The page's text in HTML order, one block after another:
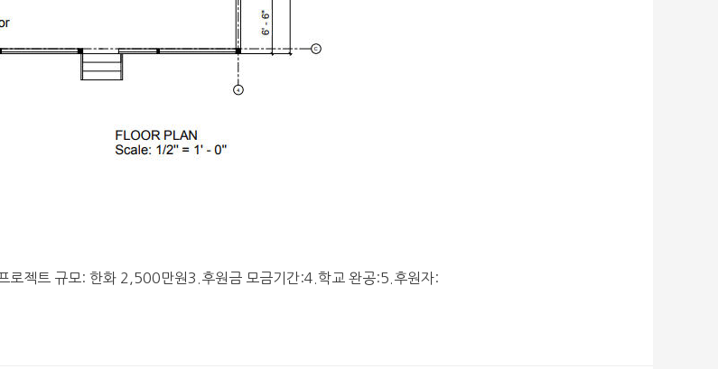
로젝트 규모: 한화 2,500만원3.후원금 모금기간:4.학교 완공:5.후원자: